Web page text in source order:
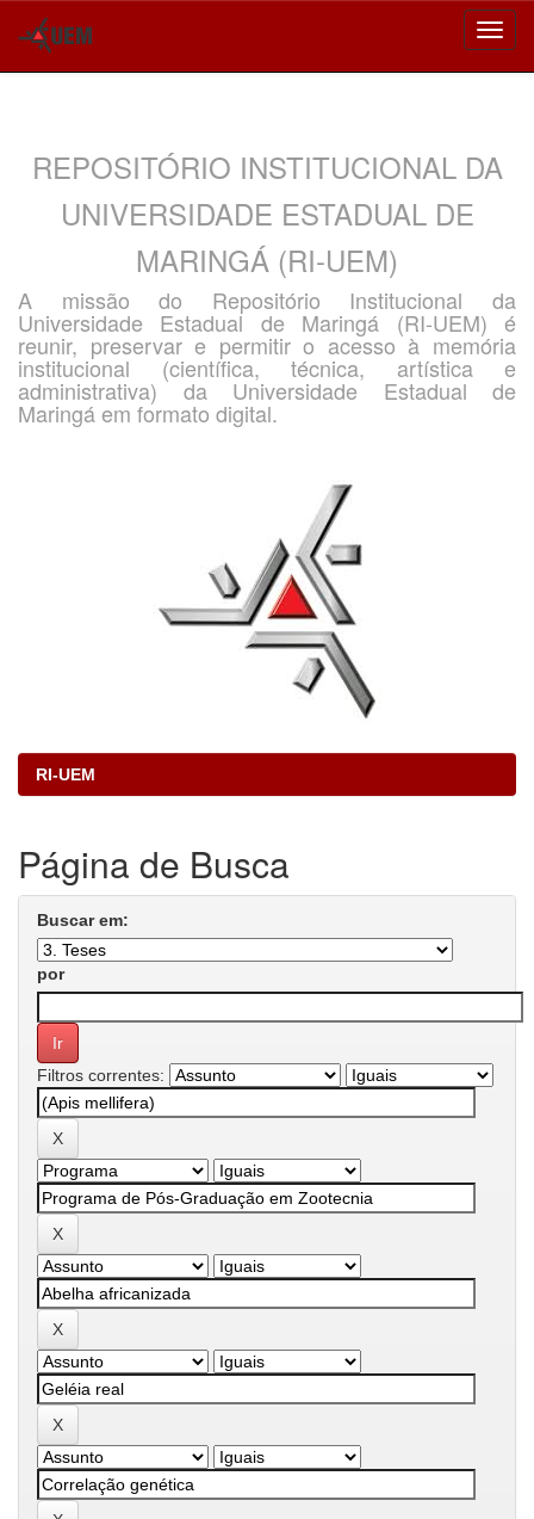
REPOSITÓRIO INSTITUCIONAL DA
UNIVERSIDADE ESTADUAL DE
MARINGÁ (RI-UEM)
A missão do Repositório Institucional da
Universidade Estadual de Maringá (RI-UEM) é
reunir, preservar e permitir o acesso à memória
institucional (científica, técnica, artística e
administrativa) da Universidade Estadual de
Maringá em formato digital.
RI-UEM
Página de Busca
Buscar em:
por
Filtros correntes: